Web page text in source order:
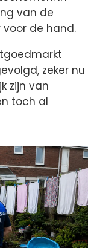
van de
voor de hand.
zeker nu
zijn van
toch al